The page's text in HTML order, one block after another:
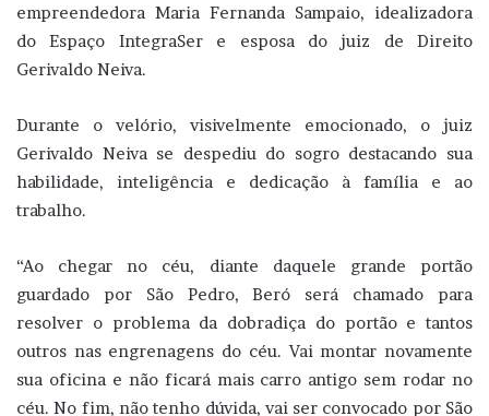
empreendedora Maria Fernanda Sampaio, idealizadora
do Espaço IntegraSer e esposa do juiz de Direito
Gerivaldo Neiva.
Durante o velório, visivelmente emocionado, o juiz
Gerivaldo Neiva se despediu do sogro destacando sua
habilidade, inteligência e dedicação à família e ao
trabalho.
“Ao chegar no céu, diante daquele grande portão
guardado por São Pedro, Beró será chamado para
resolver o problema da dobradiça do portão e tantos
outros nas engrenagens do céu. Vai montar novamente
sua oficina e não ficará mais carro antigo sem rodar no
céu. No fim, não tenho dúvida, vai ser convocado por São